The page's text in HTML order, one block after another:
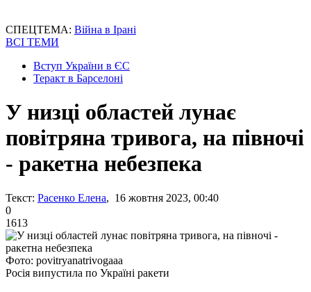
СПЕЦТЕМА: Війна в Ірані
ВСІ ТЕМИ
Вступ України в ЄС
Теракт в Барселоні
У низці областей лунає
повітряна тривога, на півночі
- ракетна небезпека
Текст: Расенко Елена, 16 жовтня 2023, 00:40
0
1613
Фото: povitryanatrivogaaa
Росія випустила по Україні ракети